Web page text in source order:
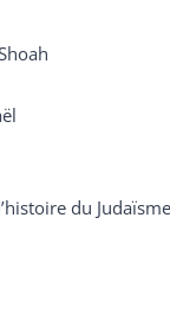
du Judaïsme